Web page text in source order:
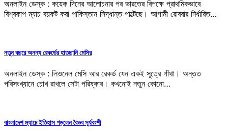
অনলাইন ডেস্ক : কয়েক দিনের আলোচনার পর ভারতের বিপক্ষে প্রাথমিকভাবে
বিশ্বকাপ ম্যাচ বয়কট করা পাকিস্তান সিদ্ধান্ত পাল্টেছে। আগামী রোববার নির্ধারিত…
নতুন বছরে অনন্য রেকর্ডের হাতছানি মেসির
অনলাইন ডেস্ক : লিওনেল মেসি আর রেকর্ড যেন একই সূত্রে গাঁথা। অন্তত
পরিসংখ্যানে চোখ রাখলে সেটা পরিষ্কার। কখনোই নতুন কোনো…
বাংলাদেশ ম্যাচে ইতিহাস গড়লেন বৈভব সূর্যবংশী